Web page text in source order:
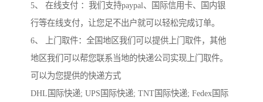
5、 在线支付 ：我们支持paypal、国际信用卡、国内银
行等在线支付，让您足不出户就可以轻松完成订单。
6、 上门取件：全国地区我们可以提供上门取件，其他
地区我们可以帮您联系当地的快递公司实现上门取件。
可以为您提供的快递方式
DHL国际快递; UPS国际快递; TNT国际快递; Fedex国际